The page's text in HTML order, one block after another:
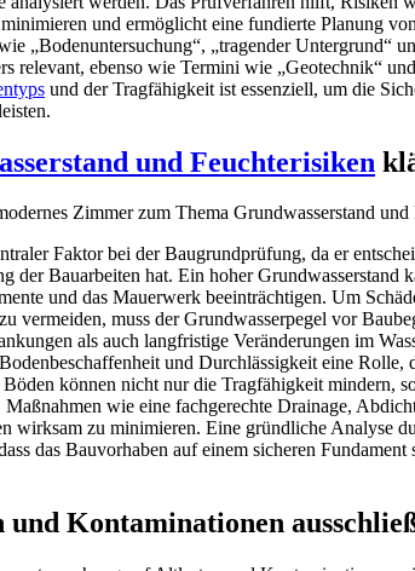
und ermöglicht eine fundierte Planung
„Bodenuntersuchung“, „tragender Untergrund“
relevant, ebenso wie Termini wie „Geotechnik“
und der Tragfähigkeit ist essenziell, um die
und Feuchterisiken
Faktor bei der Baugrundprüfung, da er
der Bauarbeiten hat. Ein hoher Grundwasserstand
und das Mauerwerk beeinträchtigen. Um
vermeiden, muss der Grundwasserpegel vor
als auch langfristige Veränderungen im
und Durchlässigkeit eine Rolle,
können nicht nur die Tragfähigkeit mindern,
wie eine fachgerechte Drainage,
wirksam zu minimieren. Eine gründliche Analyse
das Bauvorhaben auf einem sicheren Fundament
Kontaminationen